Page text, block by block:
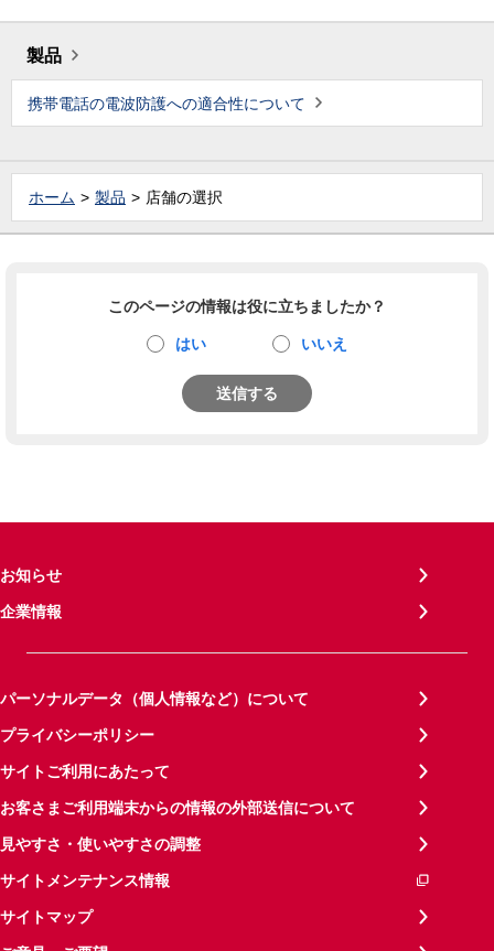
製品
携帯電話の電波防護への適合性について
ホーム 製品 店舗の選択
このページの情報は役に立ちましたか？
はい いいえ
送信する
お知らせ
企業情報
パーソナルデータ（個人情報など）について
プライバシーポリシー
サイトご利用にあたって
お客さまご利用端末からの情報の外部送信について
見やすさ・使いやすさの調整
サイトメンテナンス情報
サイトマップ